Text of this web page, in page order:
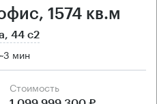
1574 кв.м
44 с2
~3 мин
Cтоимость